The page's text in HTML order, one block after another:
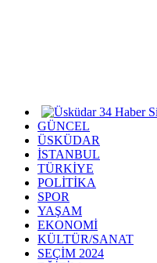
GÜNCEL
ÜSKÜDAR
İSTANBUL
TÜRKİYE
POLİTİKA
SPOR
YAŞAM
EKONOMİ
KÜLTÜR/SANAT
SEÇİM 2024